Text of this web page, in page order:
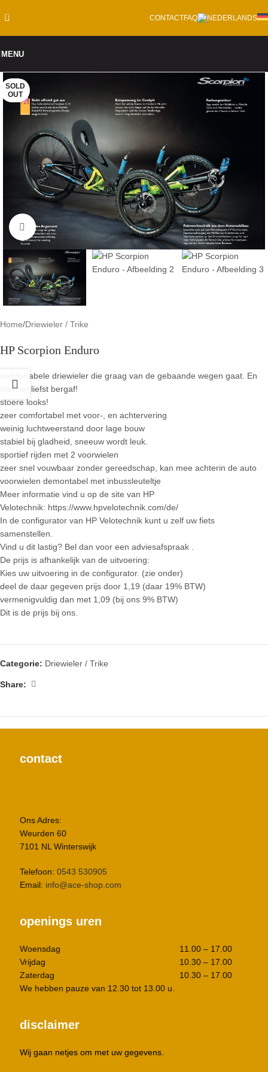
Skip to navigation
CONTACTFAQ
MENU
SOLD
OUT
Click to enlarge
Home/Driewieler / Trike
HP Scorpion Enduro
comfortabele driewieler die graag van de gebaande wegen gaat. En
dan het liefst bergaf!
stoere looks!
zeer comfortabel met voor-, en achtervering
weinig luchtweerstand door lage bouw
stabiel bij gladheid, sneeuw wordt leuk.
sportief rijden met 2 voorwielen
zeer snel vouwbaar zonder gereedschap, kan mee achterin de auto
voorwielen demontabel met inbussleuteltje
Meer informatie vind u op de site van HP
Velotechnik: https://www.hpvelotechnik.com/de/
In de configurator van HP Velotechnik kunt u zelf uw fiets
samenstellen.
Vind u dit lastig? Bel dan voor een adviesafspraak .
De prijs is afhankelijk van de uitvoering:
Kies uw uitvoering in de configurator. (zie onder)
deel de daar gegeven prijs door 1,19 (daar 19% BTW)
vermenigvuldig dan met 1,09 (bij ons 9% BTW)
Dit is de prijs bij ons.
Categorie: Driewieler / Trike
Share:
contact
Ons Adres:
Weurden 60
7101 NL Winterswijk
Telefoon: 0543 530905
Email: info@ace-shop.com
openings uren
Woensdag
Vrijdag
Zaterdag
11.00 – 17.00
10.30 – 17.00
10.30 – 17.00
We hebben pauze van 12.30 tot 13.00 u.
disclaimer
Wij gaan netjes om met uw gegevens.